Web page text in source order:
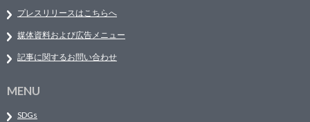
プレスリリースはこちらへ
媒体資料および広告メニュー
記事に関するお問い合わせ
MENU
SDGs